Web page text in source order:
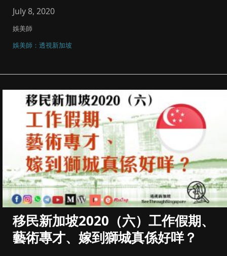
July 8, 2020
娛美師
娛美師：透視新加坡
移民新加坡2020（六）工作假期、
藝術專才、嫁到獅城真係好咩？